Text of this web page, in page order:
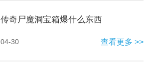
传奇尸魔洞宝箱爆什么东西
04-30 查看更多 >>